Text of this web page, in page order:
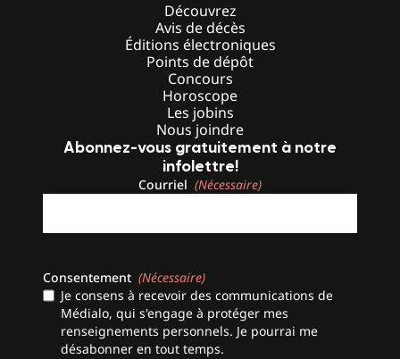
Découvrez
Avis de décès
Éditions électroniques
Points de dépôt
Concours
Horoscope
Les jobins
Nous joindre
Abonnez-vous gratuitement à notre
infolettre!
Courriel (Nécessaire)
Consentement (Nécessaire)
Je consens à recevoir des communications de
Médialo, qui s'engage à protéger mes
renseignements personnels. Je pourrai me
désabonner en tout temps.